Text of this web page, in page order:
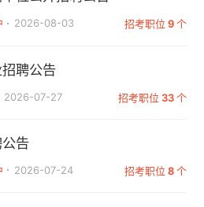
2026-08-03 招考职位 9 个
聘公告
2026-07-27 招考职位 33 个
告
2026-07-24 招考职位 8 个